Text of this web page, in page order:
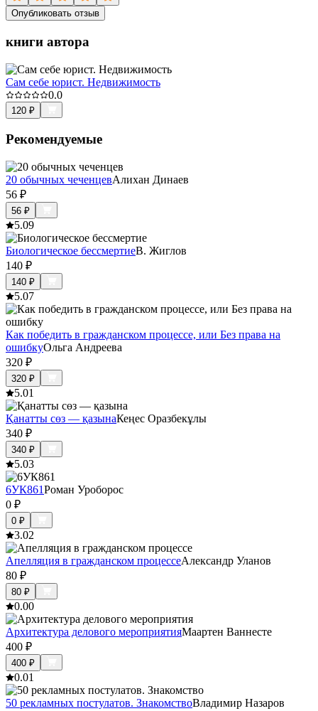
Опубликовать отзыв
книги автора
Сам себе юрист. Недвижимость
0.0
120 ₽
Рекомендуемые
20 обычных чеченцевАлихан Динаев
56 ₽
56 ₽
5.09
Биологическое бессмертиеВ. Жиглов
140 ₽
140 ₽
5.07
Как победить в гражданском процессе, или Без права на
ошибкуОльга Андреева
320 ₽
320 ₽
5.01
Қанатты сөз — қазынаКеңес Оразбекұлы
340 ₽
340 ₽
5.03
6УК861Роман Уроборос
0 ₽
0 ₽
3.02
Апелляция в гражданском процессеАлександр Уланов
80 ₽
80 ₽
0.00
Архитектура делового мероприятияМаартен Ваннесте
400 ₽
400 ₽
0.01
50 рекламных постулатов. ЗнакомствоВладимир Назаров